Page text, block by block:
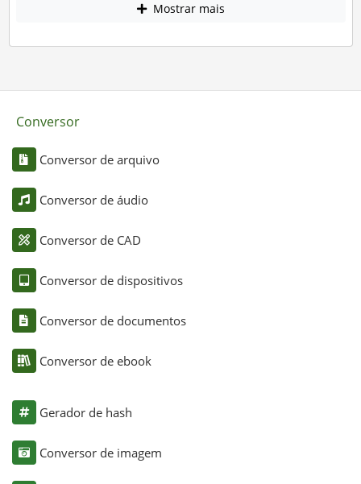
Mostrar mais
Conversor
Conversor de arquivo
Conversor de áudio
Conversor de CAD
Conversor de dispositivos
Conversor de documentos
Conversor de ebook
Gerador de hash
Conversor de imagem